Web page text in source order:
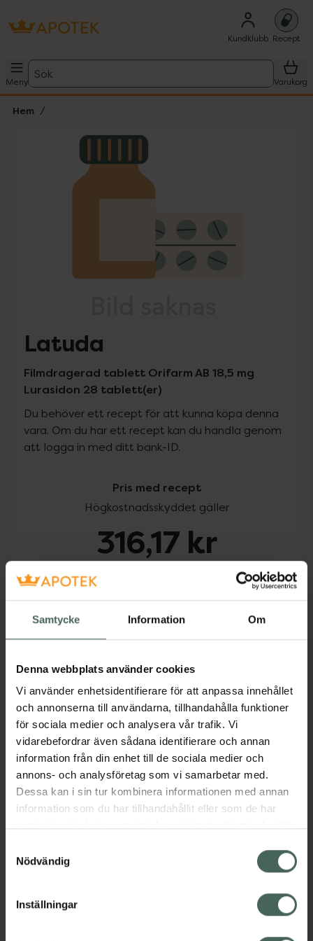
Samtycke Information Om
Denna webbplats använder cookies
Vi använder enhetsidentifierare för att anpassa innehållet
och annonserna till användarna, tillhandahålla funktioner
för sociala medier och analysera vår trafik. Vi
vidarebefordrar även sådana identifierare och annan
information från din enhet till de sociala medier och
annons- och analysföretag som vi samarbetar med.
Dessa kan i sin tur kombinera informationen med annan
information som du har tillhandahållit eller som de har
återkalla ditt samtycke via webbplatsens
cookieinställningar. Ett återkallat samtycke påverkar inte
lagligheten av behandling som skett innan återkallelsen.
Nödvändig
Inställningar
Kundklubb Recept
Meny
Sök
Varukorg
Hem
Lista: . Innehåller 1 objekt.
Latuda
Filmdragerad tablett Orifarm AB 18,5 mg
Lurasidon 28 tablett(er)
Du behöver ett recept för att kunna köpa denna
vara. Om du har ett recept kan du handla genom
att logga in med ditt bank-ID.
Pris med recept
Högkostnadsskyddet gäller
316,17 kr
Köp via ditt recept
Beskrivning Dölj
Läs alltid bipacksedeln innan
användning.
EAN:05714191001184
Visa